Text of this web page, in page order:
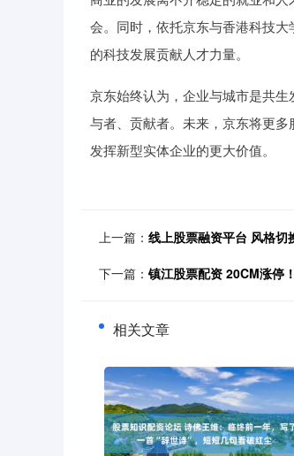
会。同时，依托京东与香港科技
的科技发展贡献人才力量。
京东始终认为，企业与城市是共
与者、贡献者。未来，京东将更
发挥新型实体企业的更大价值。
上一篇： 线上股票融资平台 风格切
下一篇： 镇江股票配资 20CM涨停
相关文章